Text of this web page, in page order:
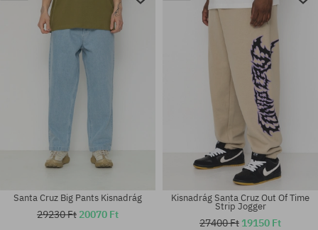
Elérhető méretek:
30; 32; 34
Elérhető méretek:
Santa Cruz Big Pants Kisnadrág
29230 Ft 20070 Ft
Kisnadrág Santa Cruz Out Of Time
Strip Jogger
27400 Ft 19150 Ft